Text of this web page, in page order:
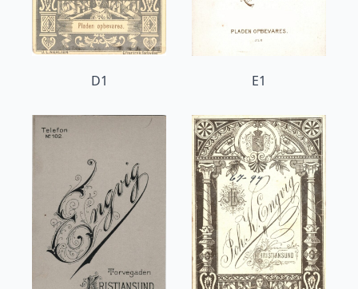
D1 E1